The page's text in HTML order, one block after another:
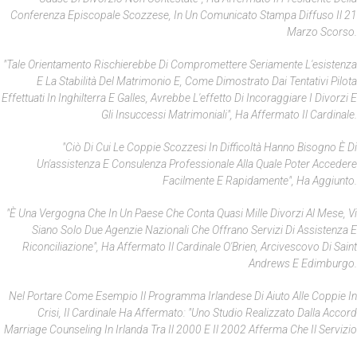
Conferenza Episcopale Scozzese, In Un Comunicato Stampa Diffuso Il 21
Marzo Scorso.
"Tale Orientamento Rischierebbe Di Compromettere Seriamente L'esistenza
E La Stabilità Del Matrimonio E, Come Dimostrato Dai Tentativi Pilota
Effettuati In Inghilterra E Galles, Avrebbe L'effetto Di Incoraggiare I Divorzi E
Gli Insuccessi Matrimoniali", Ha Affermato Il Cardinale.
"Ciò Di Cui Le Coppie Scozzesi In Difficoltà Hanno Bisogno È Di
Un'assistenza E Consulenza Professionale Alla Quale Poter Accedere
Facilmente E Rapidamente", Ha Aggiunto.
"È Una Vergogna Che In Un Paese Che Conta Quasi Mille Divorzi Al Mese, Vi
Siano Solo Due Agenzie Nazionali Che Offrano Servizi Di Assistenza E
Riconciliazione", Ha Affermato Il Cardinale O'Brien, Arcivescovo Di Saint
Andrews E Edimburgo.
Nel Portare Come Esempio Il Programma Irlandese Di Aiuto Alle Coppie In
Crisi, Il Cardinale Ha Affermato: "Uno Studio Realizzato Dalla Accord
Marriage Counseling In Irlanda Tra Il 2000 E Il 2002 Afferma Che Il Servizio